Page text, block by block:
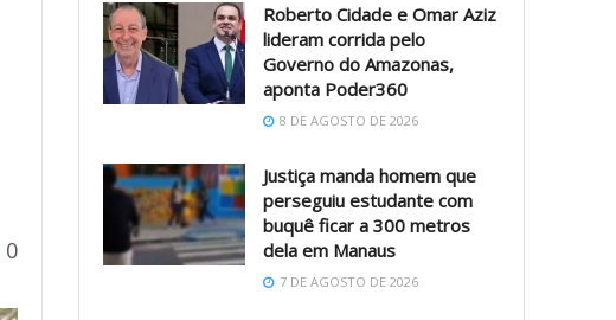
0
Roberto Cidade e Omar Aziz
lideram corrida pelo
Governo do Amazonas,
aponta Poder360
8 DE AGOSTO DE 2026
Justiça manda homem que
perseguiu estudante com
buquê ficar a 300 metros
dela em Manaus
7 DE AGOSTO DE 2026